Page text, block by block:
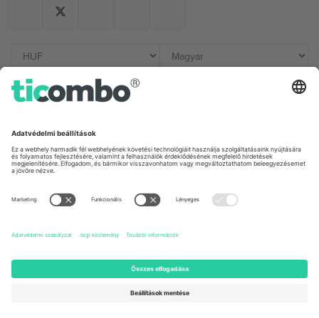
Irodák és támogatás
Germany
Unter den Linden 24, 10117
Berlin, Germany
167 City Road, London, Greater
131 Continental Dr, Suite 305,
Dorfstrasse 52a, 6390
United Arab Emirates